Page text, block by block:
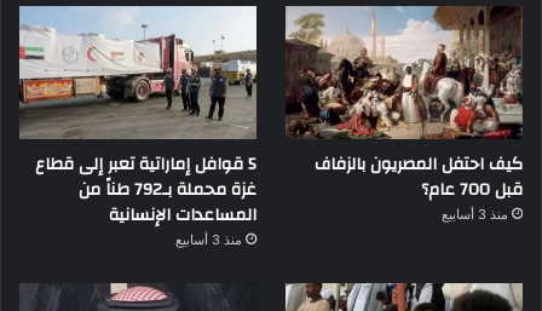
كيف احتفل المصريون بالزفاف
قبل 700 عام؟
منذ 3 أسابيع
5 قوافل إماراتية تعبر إلى قطاع
غزة محملة بـ792 طناً من
المساعدات الإنسانية
منذ 3 أسابيع